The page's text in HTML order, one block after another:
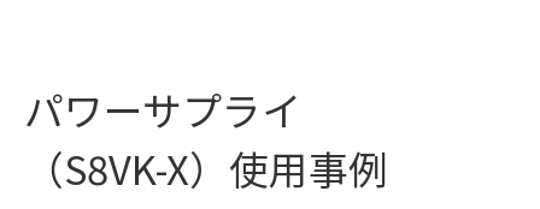
パワーサプライ
（S8VK-X）使用事例